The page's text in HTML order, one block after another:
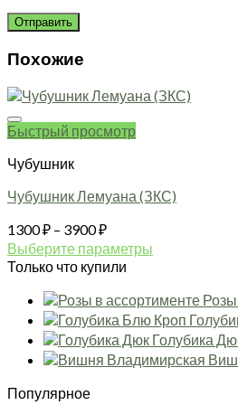
Похожие
Быстрый просмотр
Чубушник
Чубушник Лемуана (ЗКС)
1300₽ – 3900₽Диапазон
цен:
1300 ₽
3900 ₽
Выберите параметры
Этот
имеет
несколько
вариаций.
Опции
выбрать
Только что купили
Голубика
Популярное